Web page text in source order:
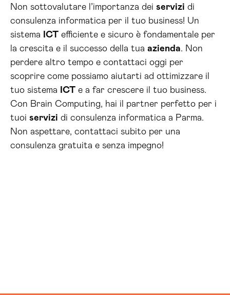
Non sottovalutare l’importanza dei servizi di
consulenza informatica per il tuo business! Un
sistema
ICT efficiente e sicuro è fondamentale per
la crescita e il successo della tua azienda. Non
perdere altro tempo e contattaci oggi per
scoprire come possiamo aiutarti ad ottimizzare il
tuo sistema
ICT e a far crescere il tuo business.
Con Brain Computing, hai il partner perfetto per i
tuoi servizi di consulenza informatica a Parma.
Non aspettare, contattaci subito per una
consulenza gratuita e senza impegno!